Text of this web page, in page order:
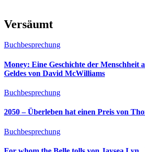
Versäumt
Buchbesprechung
Money: Eine Geschichte der Menschheit
Geldes von David McWilliams
Buchbesprechung
2050 – Überleben hat einen Preis von
Buchbesprechung